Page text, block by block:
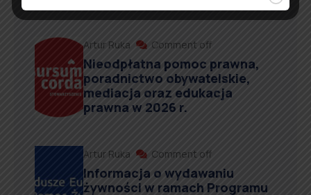
Artur Ruka Comment off
Nieodpłatna pomoc prawna,
poradnictwo obywatelskie,
mediacja oraz edukacja
prawna w 2026 r.
Artur Ruka Comment off
Informacja o wydawaniu
żywności w ramach Programu